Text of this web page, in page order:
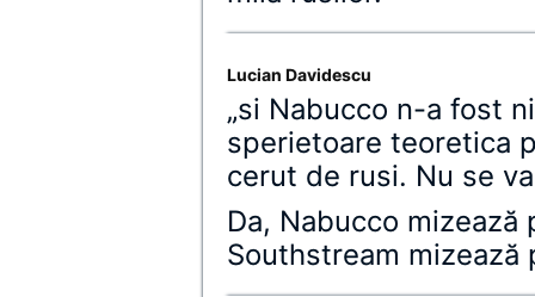
Lucian Davidescu
„si Nabucco n-a fost
sperietoare teoretica
cerut de rusi. Nu se
Da, Nabucco
Southstream